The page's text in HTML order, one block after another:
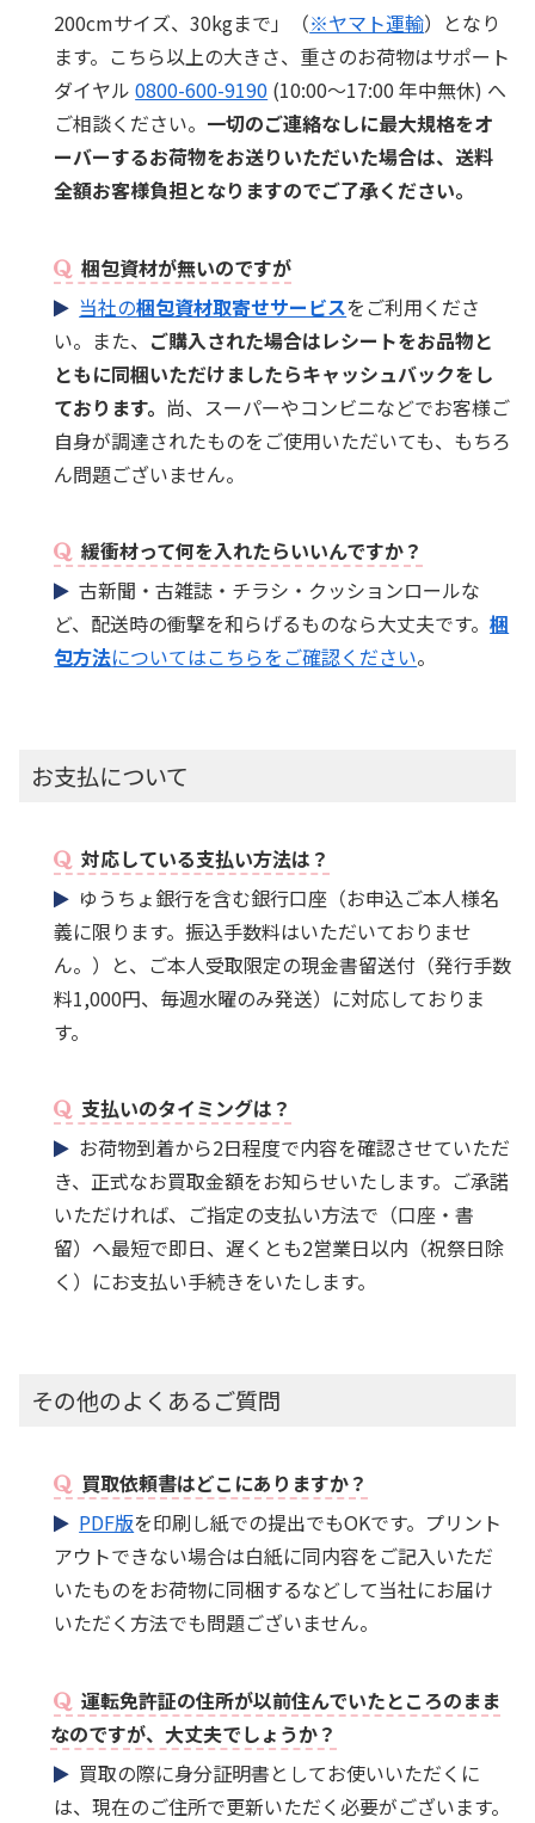
200cmサイズ、30kgまで」（※ヤマト運輸）となり
ます。こちら以上の大きさ、重さのお荷物はサポート
ダイヤル0800-600-9190 (10:00～17:00 年中無休) へ
ご相談ください。 一切のご連絡なしに最大規格をオ
ーバーするお荷物をお送りいただいた場合は、送料
全額お客様負担となりますのでご了承ください。
梱包資材が無いのですが
当社の梱包資材取寄せサービスをご利用くださ
い。また、 ご購入された場合はレシートをお品物と
ともに同梱いただけましたらキャッシュバックをし
ております。 尚、スーパーやコンビニなどでお客様ご
自身が調達されたものをご使用いただいても、もちろ
ん問題ございません。
緩衝材って何を入れたらいいんですか？
古新聞・古雑誌・チラシ・クッションロールな
ど、配送時の衝撃を和らげるものなら大丈夫です。梱
包方法についてはこちらをご確認ください。
お支払について
対応している支払い方法は？
ゆうちょ銀行を含む銀行口座（お申込ご本人様名
義に限ります。振込手数料はいただいておりませ
ん。）と、ご本人受取限定の現金書留送付（発行手数
料1,000円、毎週水曜のみ発送）に対応しておりま
す。
支払いのタイミングは？
お荷物到着から2日程度で内容を確認させていただ
き、正式なお買取金額をお知らせいたします。ご承諾
いただければ、ご指定の支払い方法で（口座・書
留）へ最短で即日、遅くとも2営業日以内（祝祭日除
く）にお支払い手続きをいたします。
その他のよくあるご質問
買取依頼書はどこにありますか？
PDF版を印刷し紙での提出でもOKです。プリント
アウトできない場合は白紙に同内容をご記入いただ
いたものをお荷物に同梱するなどして当社にお届け
いただく方法でも問題ございません。
運転免許証の住所が以前住んでいたところのまま
なのですが、大丈夫でしょうか？
買取の際に身分証明書としてお使いいただくに
は、現在のご住所で更新いただく必要がございます。